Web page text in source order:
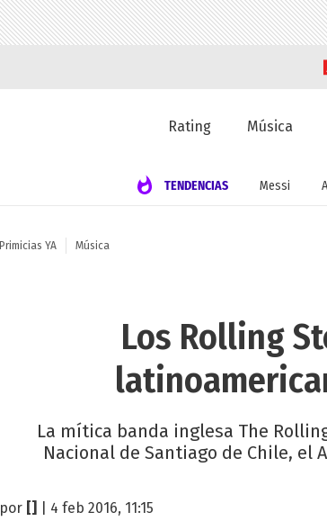
Rating Música
TENDENCIAS Messi
Primicias YA Música
Los Rolling
La mítica banda inglesa The
Nacional de Santiago de Chile, el
por | 4 feb 2016, 11:15